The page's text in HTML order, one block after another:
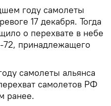
году самолеты
17 декабря. Тогда
о перехвате в небе
принадлежащего
самолеты альянса
самолетов РФ
ранее.